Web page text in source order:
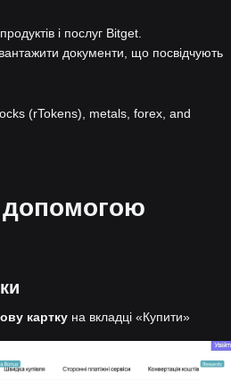
і послуг Bitget.
документи, що посвідчують
(rTokens), metals, forex, and
допомогою
картку на вкладці «Купити»